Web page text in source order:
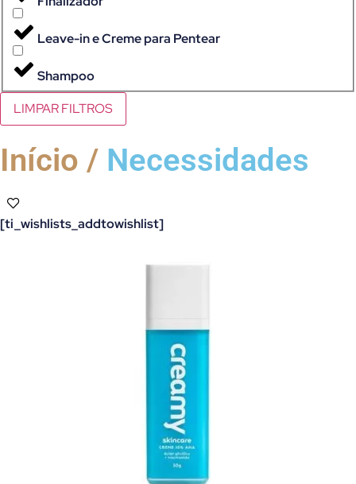
Leave-in e Creme para Pentear
Shampoo
LIMPAR FILTROS
Início / Necessidades
[ti_wishlists_addtowishlist]